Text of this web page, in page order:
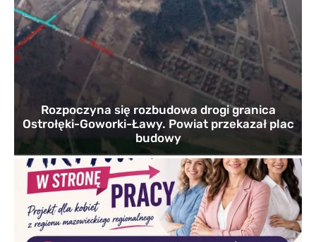
Rozpoczyna się rozbudowa drogi granica
Ostrołęki-Goworki-Ławy. Powiat przekazał plac
budowy